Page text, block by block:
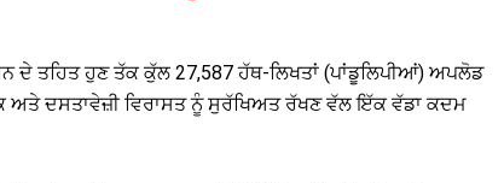
ਦੇ ਤਹਿਤ ਹੁਣ ਤੱਕ ਕੁੱਲ 27,587 ਹੱਥ-ਲਿਖਤਾਂ (ਪਾਂਡੂਲਿਪੀਆਂ) ਅਪਲੋਡ
ਦਸਤਾਵੇਜ਼ੀ ਵਿਰਾਸਤ ਨੂੰ ਸੁਰੱਖਿਅਤ ਰੱਖਣ ਵੱਲ ਇੱਕ ਵੱਡਾ ਕਦਮ